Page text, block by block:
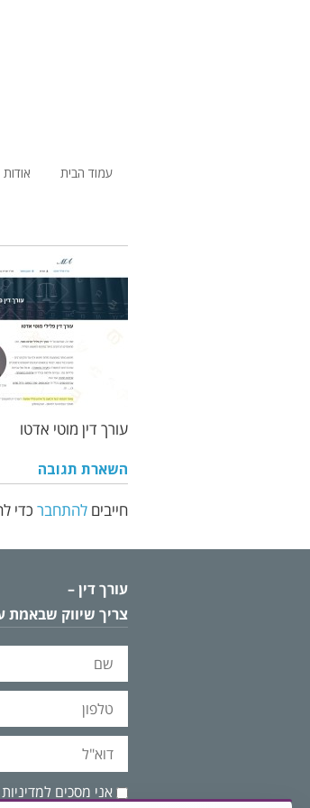
עמוד הבית אודות
עורך דין מוטי אדטו
השארת תגובה
חייבים להתחבר כדי
עורך דין –
צריך שיווק שבאמת
שם
טלפון
דוא"ל
אני
מסכים
אני מסכים ל